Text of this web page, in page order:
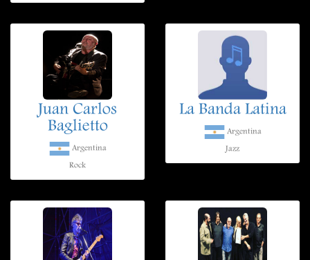
Juan Carlos
Baglietto
Argentina
Rock
La Banda Latina
Argentina
Jazz